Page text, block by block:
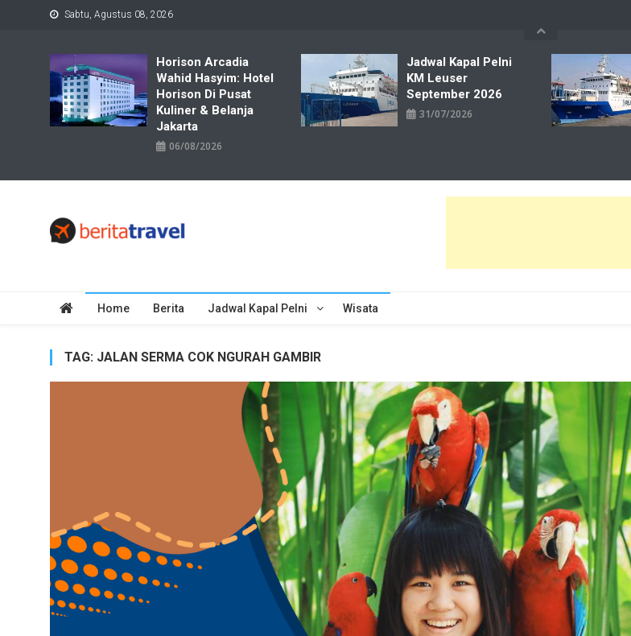
Sabtu, Agustus 08, 2026
Horison Arcadia
Wahid Hasyim: Hotel
Horison Di Pusat
Kuliner & Belanja
Jakarta
06/08/2026
Jadwal Kapal Pelni
KM Leuser
September 2026
31/07/2026
Home Berita Jadwal Kapal Pelni Wisata
TAG: JALAN SERMA COK NGURAH GAMBIR